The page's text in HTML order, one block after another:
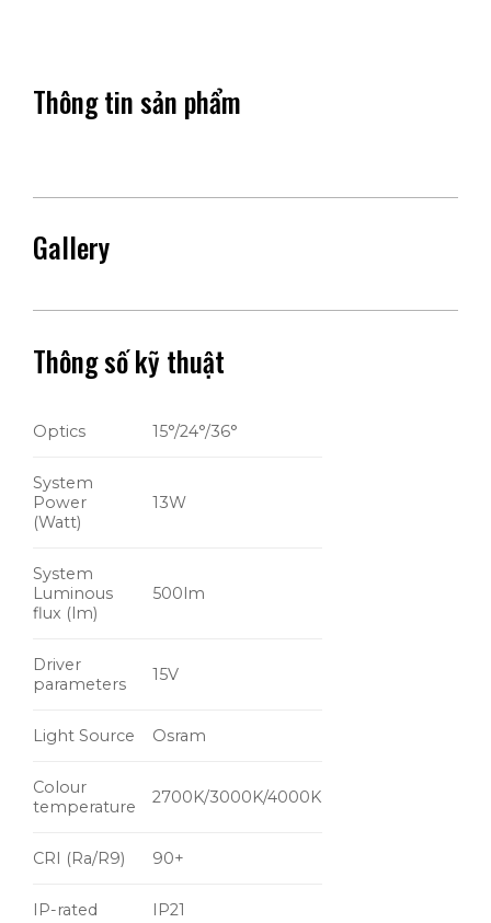
Thông tin sản phẩm
Gallery
Thông số kỹ thuật
Optics 15°/24°/36°
System
Power
(Watt)
13W
System
Luminous
flux (lm)
500lm
Driver
parameters
15V
Light Source Osram
Colour
temperature
2700K/3000K/4000K
CRI (Ra/R9) 90+
IP-rated IP21